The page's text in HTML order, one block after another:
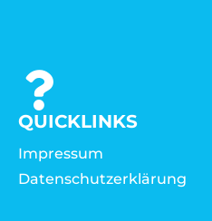
QUICKLINKS
Impressum
Datenschutzerklärung